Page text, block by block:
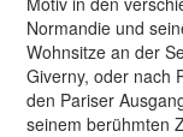
Normandie und
Wohnsitze an der
Giverny, oder nach
den Pariser
seinem berühmten